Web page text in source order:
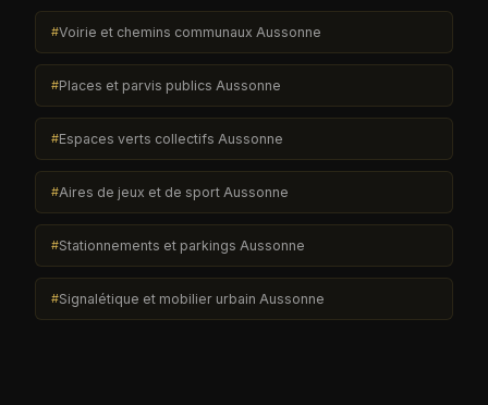
Voirie et chemins communaux Aussonne
Places et parvis publics Aussonne
Espaces verts collectifs Aussonne
Aires de jeux et de sport Aussonne
Stationnements et parkings Aussonne
Signalétique et mobilier urbain Aussonne